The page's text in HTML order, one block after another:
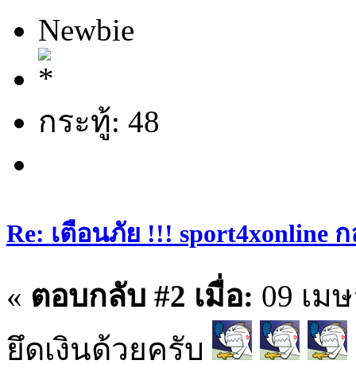
Newbie
กระทู้: 48
Re: เตือนภัย !!! sport4xonline
« ตอบกลับ #2 เมื่อ: 09 เม
ยึดเงินด้วยครับ